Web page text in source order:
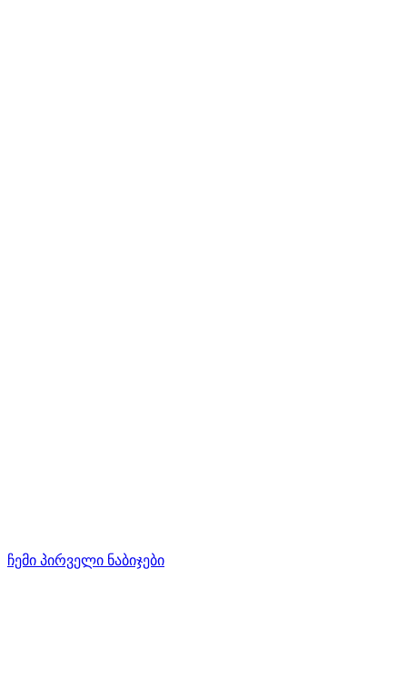
ჩემი პირველი ნაბიჯები